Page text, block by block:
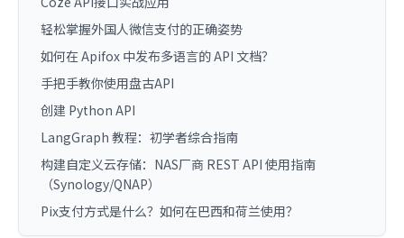
轻松掌握外国人微信支付的正确姿势
如何在 Apifox 中发布多语言的 API 文档？
手把手教你使用盘古API
创建 Python API
LangGraph 教程：初学者综合指南
构建自定义云存储：NAS厂商 REST API 使用指南
（Synology/QNAP）
Pix支付方式是什么？如何在巴西和荷兰使用？